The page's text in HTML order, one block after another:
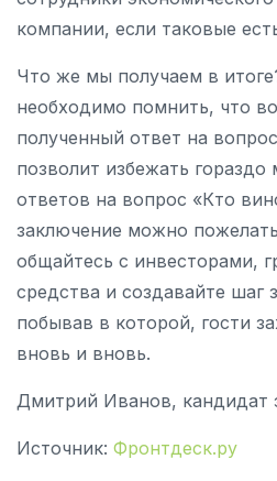
компании, если таковые
Что же мы получаем в
необходимо помнить, что
полученный ответ на
позволит избежать гораздо
ответов на вопрос «Кто
заключение можно
общайтесь с инвесторами,
средства и создавайте шаг
побывав в которой, гости
вновь и вновь.
Дмитрий Иванов, кандидат
Источник: Фронтдеск.ру